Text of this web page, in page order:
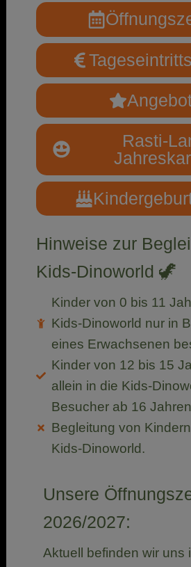
Rasti-
Hinweise zur
Kids-Dinoworld 🦖
Kinder von 0 bis 11
Kids-Dinoworld nur in
eines Erwachsenen
Kinder von 12 bis 15
allein in die Kids-
Besucher ab 16
Begleitung von
Kids-Dinoworld.
Unsere
2026/2027:
Aktuell befinden wir uns